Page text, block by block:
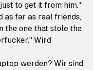
to get it from him."
as far as real friends,
the one that stole the
laptop, you dirty motherfucker." Wird
werden? Wir sind